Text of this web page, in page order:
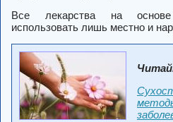
Все лекарства на основе
использовать лишь местно и